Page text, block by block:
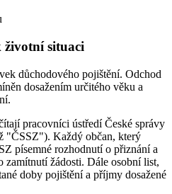
situaci
důchodového pojištění. Odchod
dosažením určitého věku a
pracovníci ústředí České správy
"ČSSZ"). Každý občan, který
písemné rozhodnutí o přiznání a
zamítnutí žádosti. Dále osobní list,
doby pojištění a příjmy dosažené